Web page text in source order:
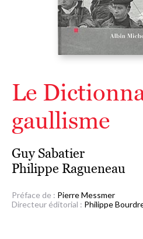
Le
gaullisme
Guy Sabatier
Philippe Ragueneau
Préface de : Pierre Messmer
Directeur éditorial : Philippe